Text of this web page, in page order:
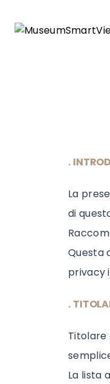
.
La
di
Questa
privacy
.
La lista